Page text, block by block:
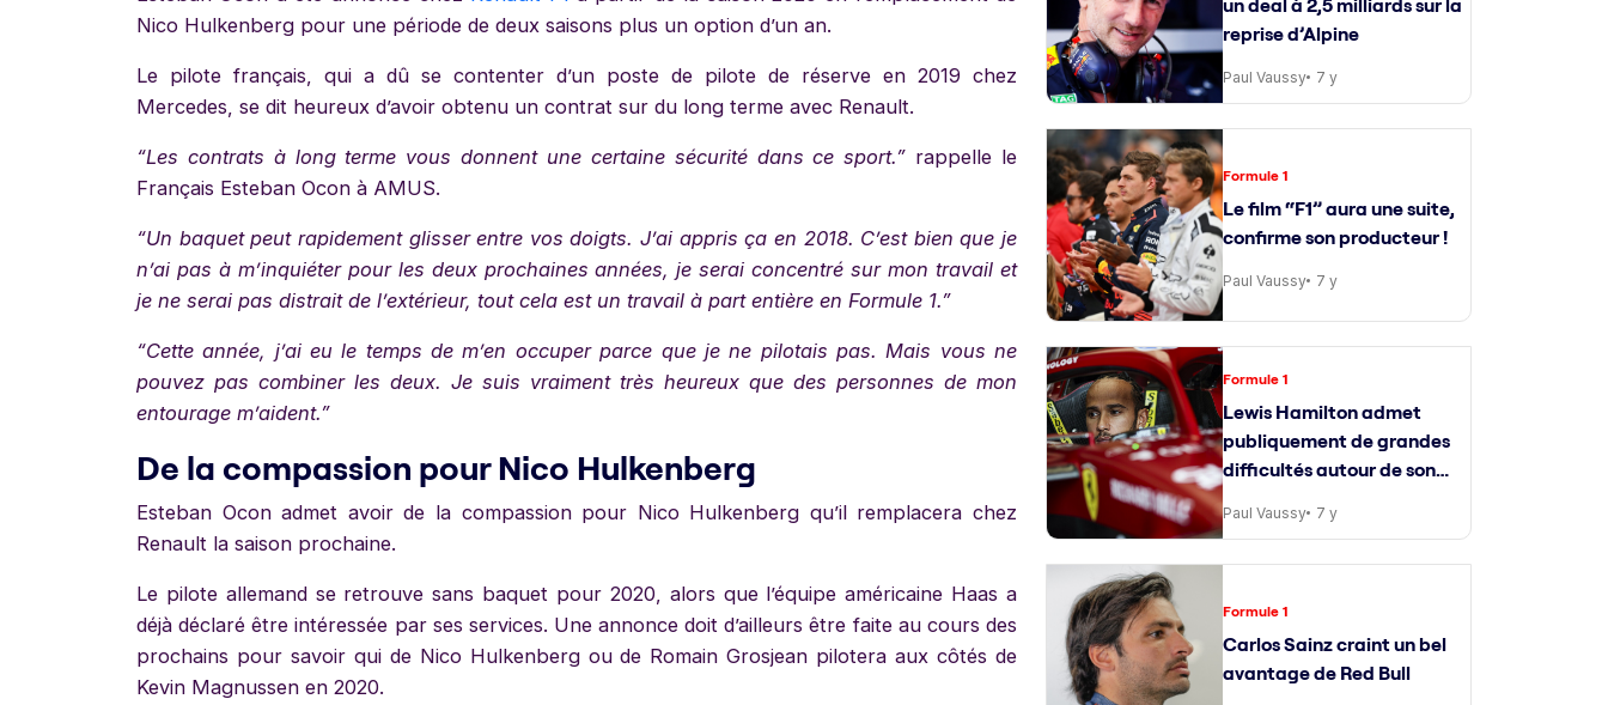
Nico Hulkenberg pour une période de deux saisons plus un option d’un an.
Le pilote français, qui a dû se contenter d’un poste de pilote de réserve en 2019 chez
Mercedes, se dit heureux d’avoir obtenu un contrat sur du long terme avec Renault.
“Les contrats à long terme vous donnent une certaine sécurité dans ce sport.” rappelle le
Français Esteban Ocon à AMUS.
“Un baquet peut rapidement glisser entre vos doigts. J’ai appris ça en 2018. C’est bien que je
n’ai pas à m’inquiéter pour les deux prochaines années, je serai concentré sur mon travail et
je ne serai pas distrait de l’extérieur, tout cela est un travail à part entière en Formule 1.”
“Cette année, j’ai eu le temps de m’en occuper parce que je ne pilotais pas. Mais vous ne
pouvez pas combiner les deux. Je suis vraiment très heureux que des personnes de mon
entourage m’aident.”
De la compassion pour Nico Hulkenberg
Esteban Ocon admet avoir de la compassion pour Nico Hulkenberg qu’il remplacera chez
Renault la saison prochaine.
Le pilote allemand se retrouve sans baquet pour 2020, alors que l’équipe américaine Haas a
déjà déclaré être intéressée par ses services. Une annonce doit d’ailleurs être faite au cours des
prochains pour savoir qui de Nico Hulkenberg ou de Romain Grosjean pilotera aux côtés de
Kevin Magnussen en 2020.
reprise d’Alpine
Paul Vaussy 7 y
Formule 1
Le film “F1” aura une suite,
confirme son producteur !
Paul Vaussy 7 y
Formule 1
Lewis Hamilton admet
publiquement de grandes
difficultés autour de son
ingénieur de course
Paul Vaussy 7 y
Formule 1
Carlos Sainz craint un bel
avantage de Red Bull